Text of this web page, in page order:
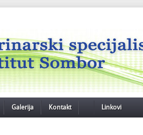
Galerija Kontakt Linkovi